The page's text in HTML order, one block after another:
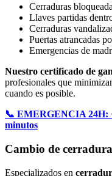
Cerraduras
Llaves partidas
Cerraduras
Puertas atrancadas
Emergencias de
Nuestro certificado de
profesionales que
cuando es posible.
📞 EMERGENCIA 24H:
minutos
Cambio de
Especializados en